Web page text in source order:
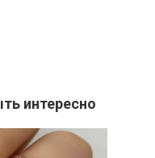
интересно